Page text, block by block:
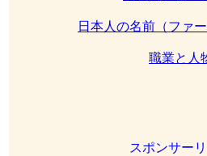
日本人の名前（ファ
職業と人
スポンサー